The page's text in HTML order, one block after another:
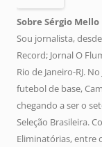
Sobre Sérgio Mello
Sou jornalista,
Record; Jornal O
Rio de Janeiro-RJ.
futebol de base,
chegando a ser o
Seleção Brasileira.
Eliminatórias, entre